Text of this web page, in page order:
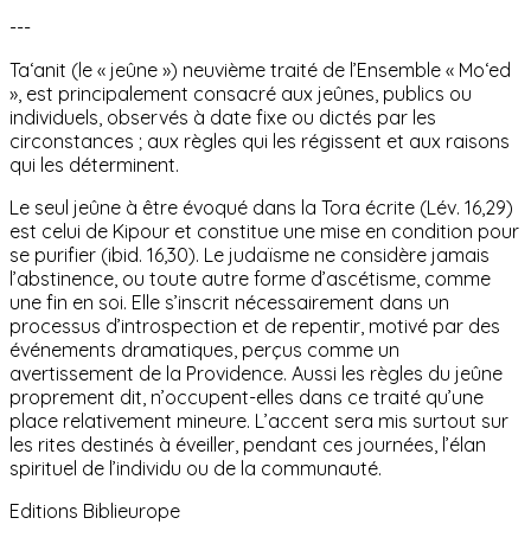
---
Ta‘anit (le « jeûne ») neuvième traité de l’Ensemble « Mo‘ed
», est principalement consacré aux jeûnes, publics ou
individuels, observés à date fixe ou dictés par les
circonstances ; aux règles qui les régissent et aux raisons
qui les déterminent.
Le seul jeûne à être évoqué dans la Tora écrite (Lév. 16,29)
est celui de Kipour et constitue une mise en condition pour
se purifier (ibid. 16,30). Le judaïsme ne considère jamais
l’abstinence, ou toute autre forme d’ascétisme, comme
une fin en soi. Elle s’inscrit nécessairement dans un
processus d’introspection et de repentir, motivé par des
événements dramatiques, perçus comme un
avertissement de la Providence. Aussi les règles du jeûne
proprement dit, n’occupent-elles dans ce traité qu’une
place relativement mineure. L’accent sera mis surtout sur
les rites destinés à éveiller, pendant ces journées, l’élan
spirituel de l’individu ou de la communauté.
Editions Biblieurope